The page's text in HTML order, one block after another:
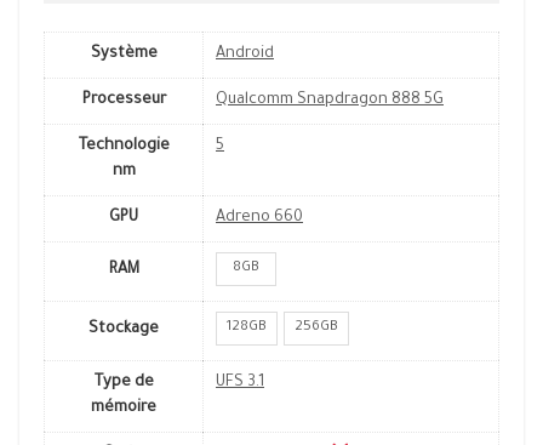
Système Android
Processeur Qualcomm Snapdragon 888 5G
Technologie
nm
5
GPU Adreno 660
RAM 8GB
Stockage 128GB 256GB
Type de
mémoire
UFS 3.1